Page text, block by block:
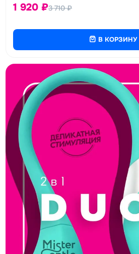
3 710₽
1 920 ₽
В КОРЗИНУ